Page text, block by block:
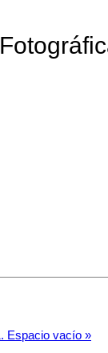
Espacio vacío »